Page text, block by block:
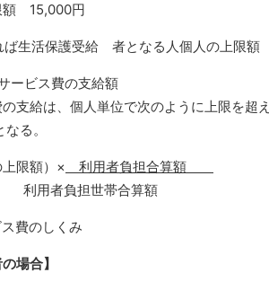
額 15,000円
ば生活保護受給 者となる人個人の上限
ービス費の支給額
支給は、個人単位で次のように上限を超
る。
上限額）× 利用者負担合算額
帯合算額
費のしくみ
場合】